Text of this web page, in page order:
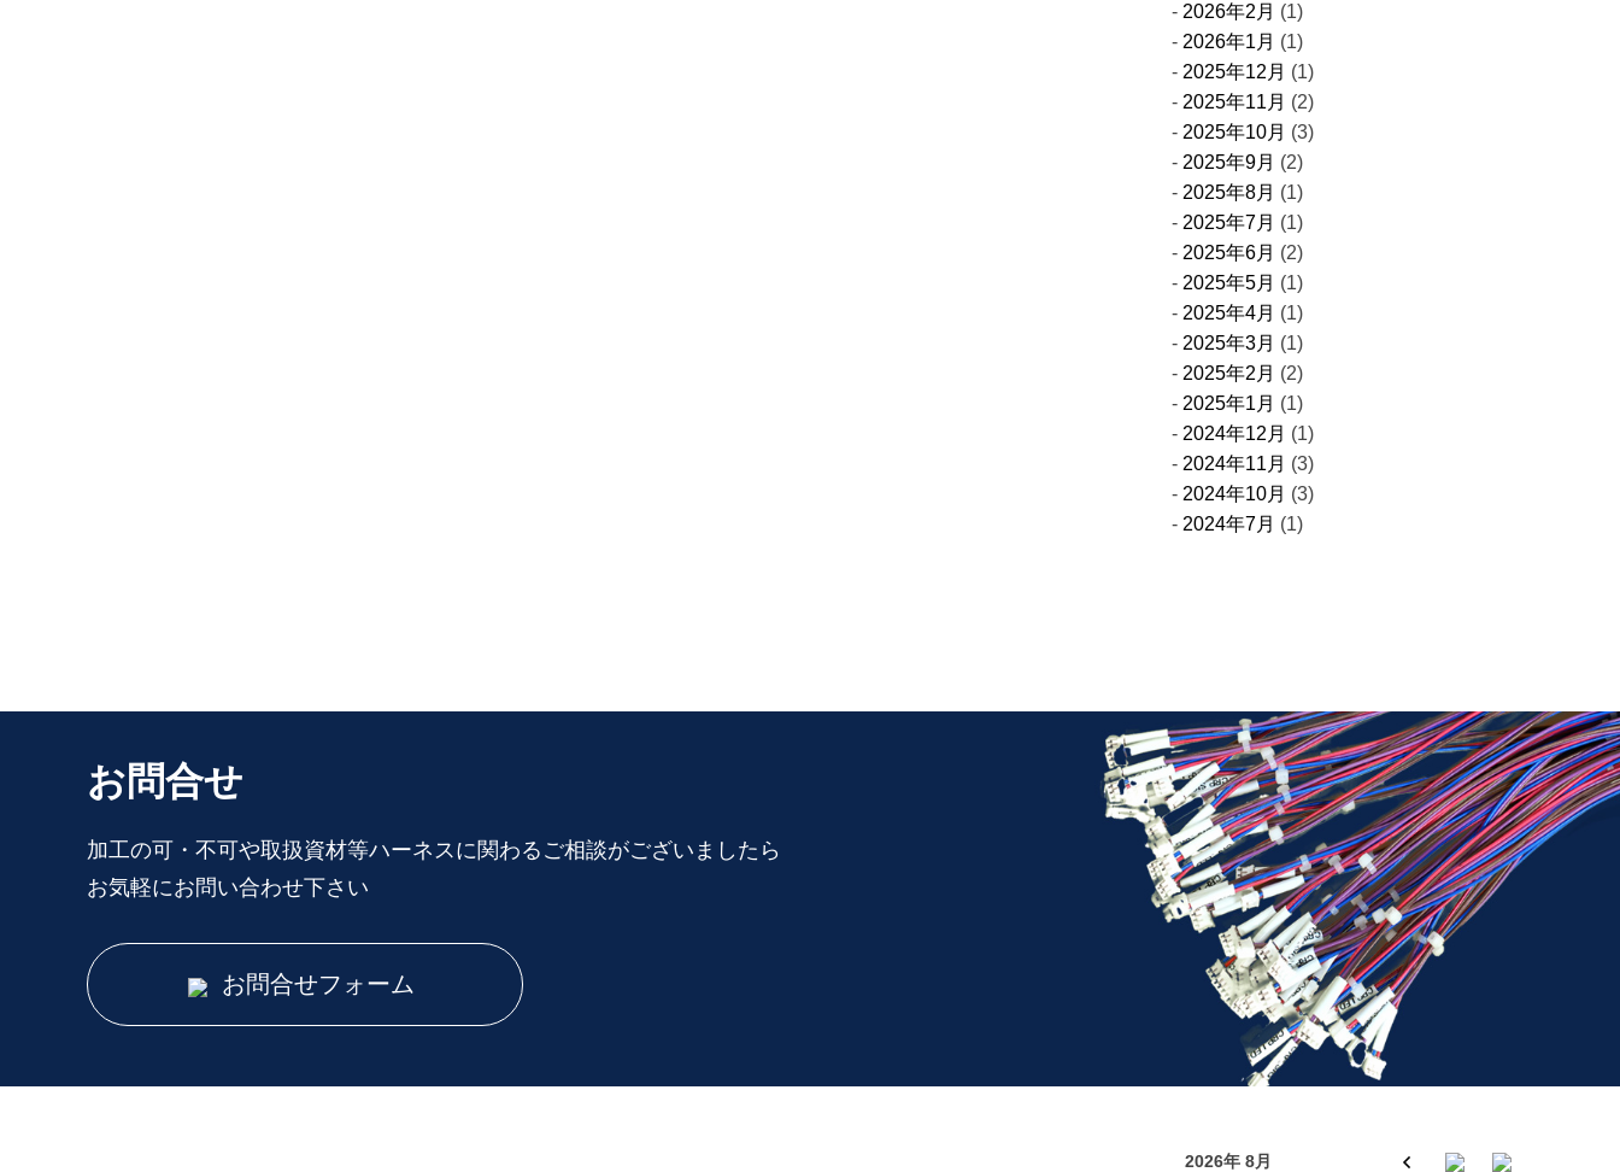
2026年2月 (1)
2026年1月 (1)
2025年12月 (1)
2025年11月 (2)
2025年10月 (3)
2025年9月 (2)
2025年8月 (1)
2025年7月 (1)
2025年6月 (2)
2025年5月 (1)
2025年4月 (1)
2025年3月 (1)
2025年2月 (2)
2025年1月 (1)
2024年12月 (1)
2024年11月 (3)
2024年10月 (3)
2024年7月 (1)
お問合せ
加工の可・不可や取扱資材等ハーネスに関わるご相談がございましたら
お気軽にお問い合わせ下さい
お問合せフォーム
2026年 8月